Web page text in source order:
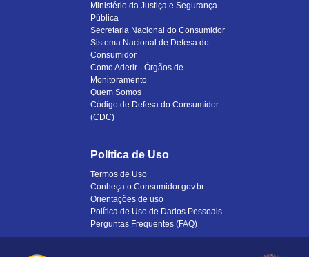
Ministério da Justiça e Segurança
Pública
Secretaria Nacional do Consumidor
Sistema Nacional de Defesa do
Consumidor
Como Aderir - Órgãos de
Monitoramento
Quem Somos
Código de Defesa do Consumidor
(CDC)
Política de Uso
Termos de Uso
Conheça o Consumidor.gov.br
Orientações de uso
Política de Uso de Dados Pessoais
Perguntas Frequentes (FAQ)